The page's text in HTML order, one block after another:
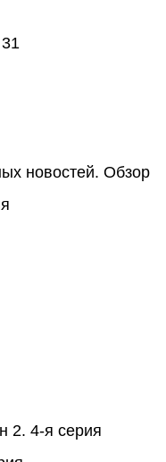
новостей. Обзор
2. 4-я серия